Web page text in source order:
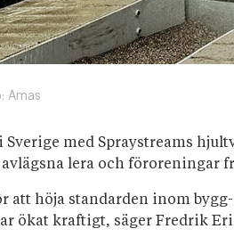
Amas
med Spraystreams
lera och föroreningar
att höja standarden inom
ökat kraftigt, säger Fredrik